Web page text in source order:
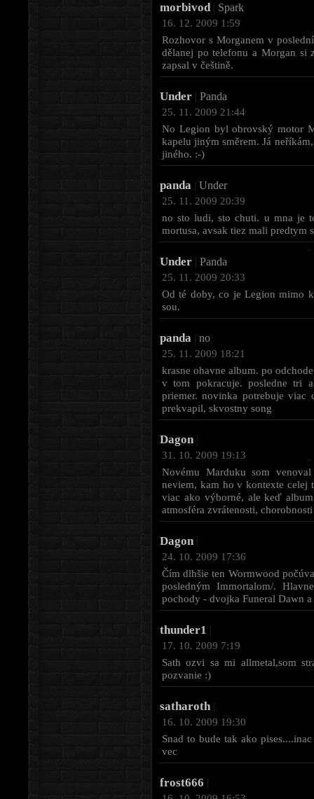
morbivod | Spark
16. 12. 2009 1:59
Rozhovor s Morganem v
dělanej po telefonu a Morgan si
zapsal v češtině.
Under | Panda
25. 11. 2009 21:44
No Legion byl obrovský motor
kapelu jiným směrem. Já
jiného. :-)
panda | Under
25. 11. 2009 20:39
no sto ludi, sto chuti. u mna je
mortusa, avsak tiez mali predtym
Under | Panda
25. 11. 2009 20:33
Od té doby, co je Legion mimo
sou.
panda | no
25. 11. 2009 18:21
krasne ohavne album. po
v tom pokracuje. posledne tri
priemer. novinka potrebuje viac
prekvapil, skvostny song
Dagon |
31. 10. 2009 19:13
Novému Marduku som
neviem, kam ho v kontexte celej
viac ako výborné, ale keď
atmosféra zvrátenosti,
Dagon |
24. 10. 2009 17:36
Čím dlhšie ten Wormwood
posledným Immortalom/.
pochody - dvojka Funeral Dawn
thunder1 |
17. 10. 2009 7:19
Sath ozvi sa mi allmetal,som
pozvanie :)
satharoth |
16. 10. 2009 19:30
Snad to bude tak ako
vec
frost666 |